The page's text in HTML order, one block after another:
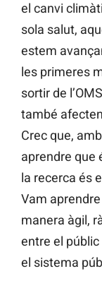
el canvi
sola salut,
estem
les primeres
sortir de
també
Crec que,
aprendre que
la recerca és
Vam
manera àgil,
entre el
el sistema